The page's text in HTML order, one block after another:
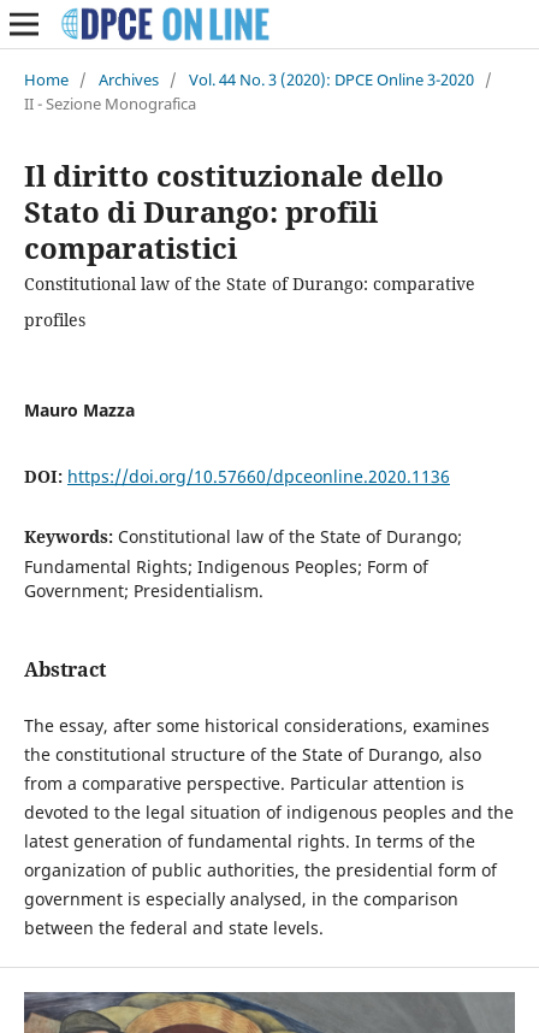
Home / Archives / Vol. 44 No. 3 (2020): DPCE Online 3-2020 /
II - Sezione Monografica
Il diritto costituzionale dello
Stato di Durango: profili
comparatistici
Constitutional law of the State of Durango: comparative
profiles
Mauro Mazza
DOI: https://doi.org/10.57660/dpceonline.2020.1136
Keywords: Constitutional law of the State of Durango;
Fundamental Rights; Indigenous Peoples; Form of
Government; Presidentialism.
Abstract
The essay, after some historical considerations, examines
the constitutional structure of the State of Durango, also
from a comparative perspective. Particular attention is
devoted to the legal situation of indigenous peoples and the
latest generation of fundamental rights. In terms of the
organization of public authorities, the presidential form of
government is especially analysed, in the comparison
between the federal and state levels.